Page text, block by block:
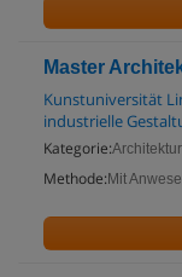
Master
Kunstuniversität
industrielle
Kategorie:Architektur
Methode: Mit